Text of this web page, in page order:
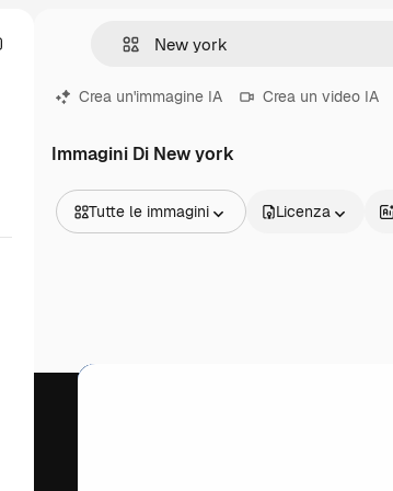
Crea un'immagine IA Crea un video IA
Immagini Di New york
Tutte le immagini
Video
Licenza